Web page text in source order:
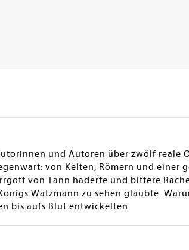
und Autoren über zwölf reale
von Kelten, Römern und einer
von Tann haderte und bittere
Watzmann zu sehen glaubte.
bis aufs Blut entwickelten.